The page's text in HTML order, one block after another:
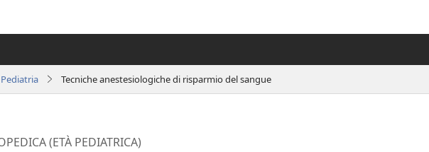
Pediatria Tecniche anestesiologiche di risparmio del sangue
(ETÀ PEDIATRICA)